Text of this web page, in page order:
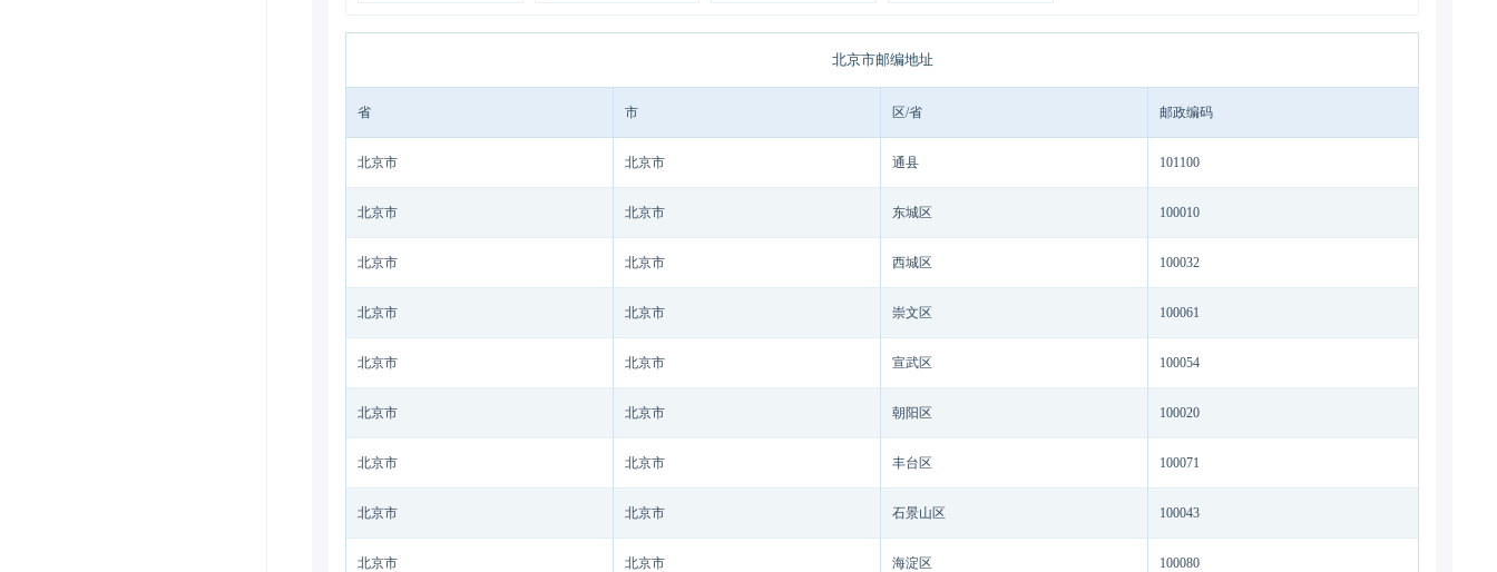
北京市邮编地址
省 市 区/省 邮政编码
北京市 北京市 通县 101100
北京市 北京市 东城区 100010
北京市 北京市 西城区 100032
北京市 北京市 崇文区 100061
北京市 北京市 宣武区 100054
北京市 北京市 朝阳区 100020
北京市 北京市 丰台区 100071
北京市 北京市 石景山区 100043
北京市 北京市 海淀区 100080